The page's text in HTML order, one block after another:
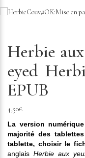
Herbie
eyed
EPUB
4,50€
La version numérique
majorité des
tablette, choisir le
anglaisHerbie aux